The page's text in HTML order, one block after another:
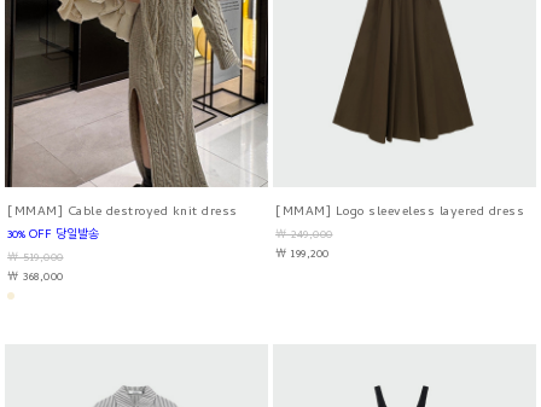
[MMAM] Cable destroyed knit dress
30% OFF 당일발송
￦ 519,000
￦ 368,000
[MMAM] Logo sleeveless layered dress
￦ 249,000
￦ 199,200